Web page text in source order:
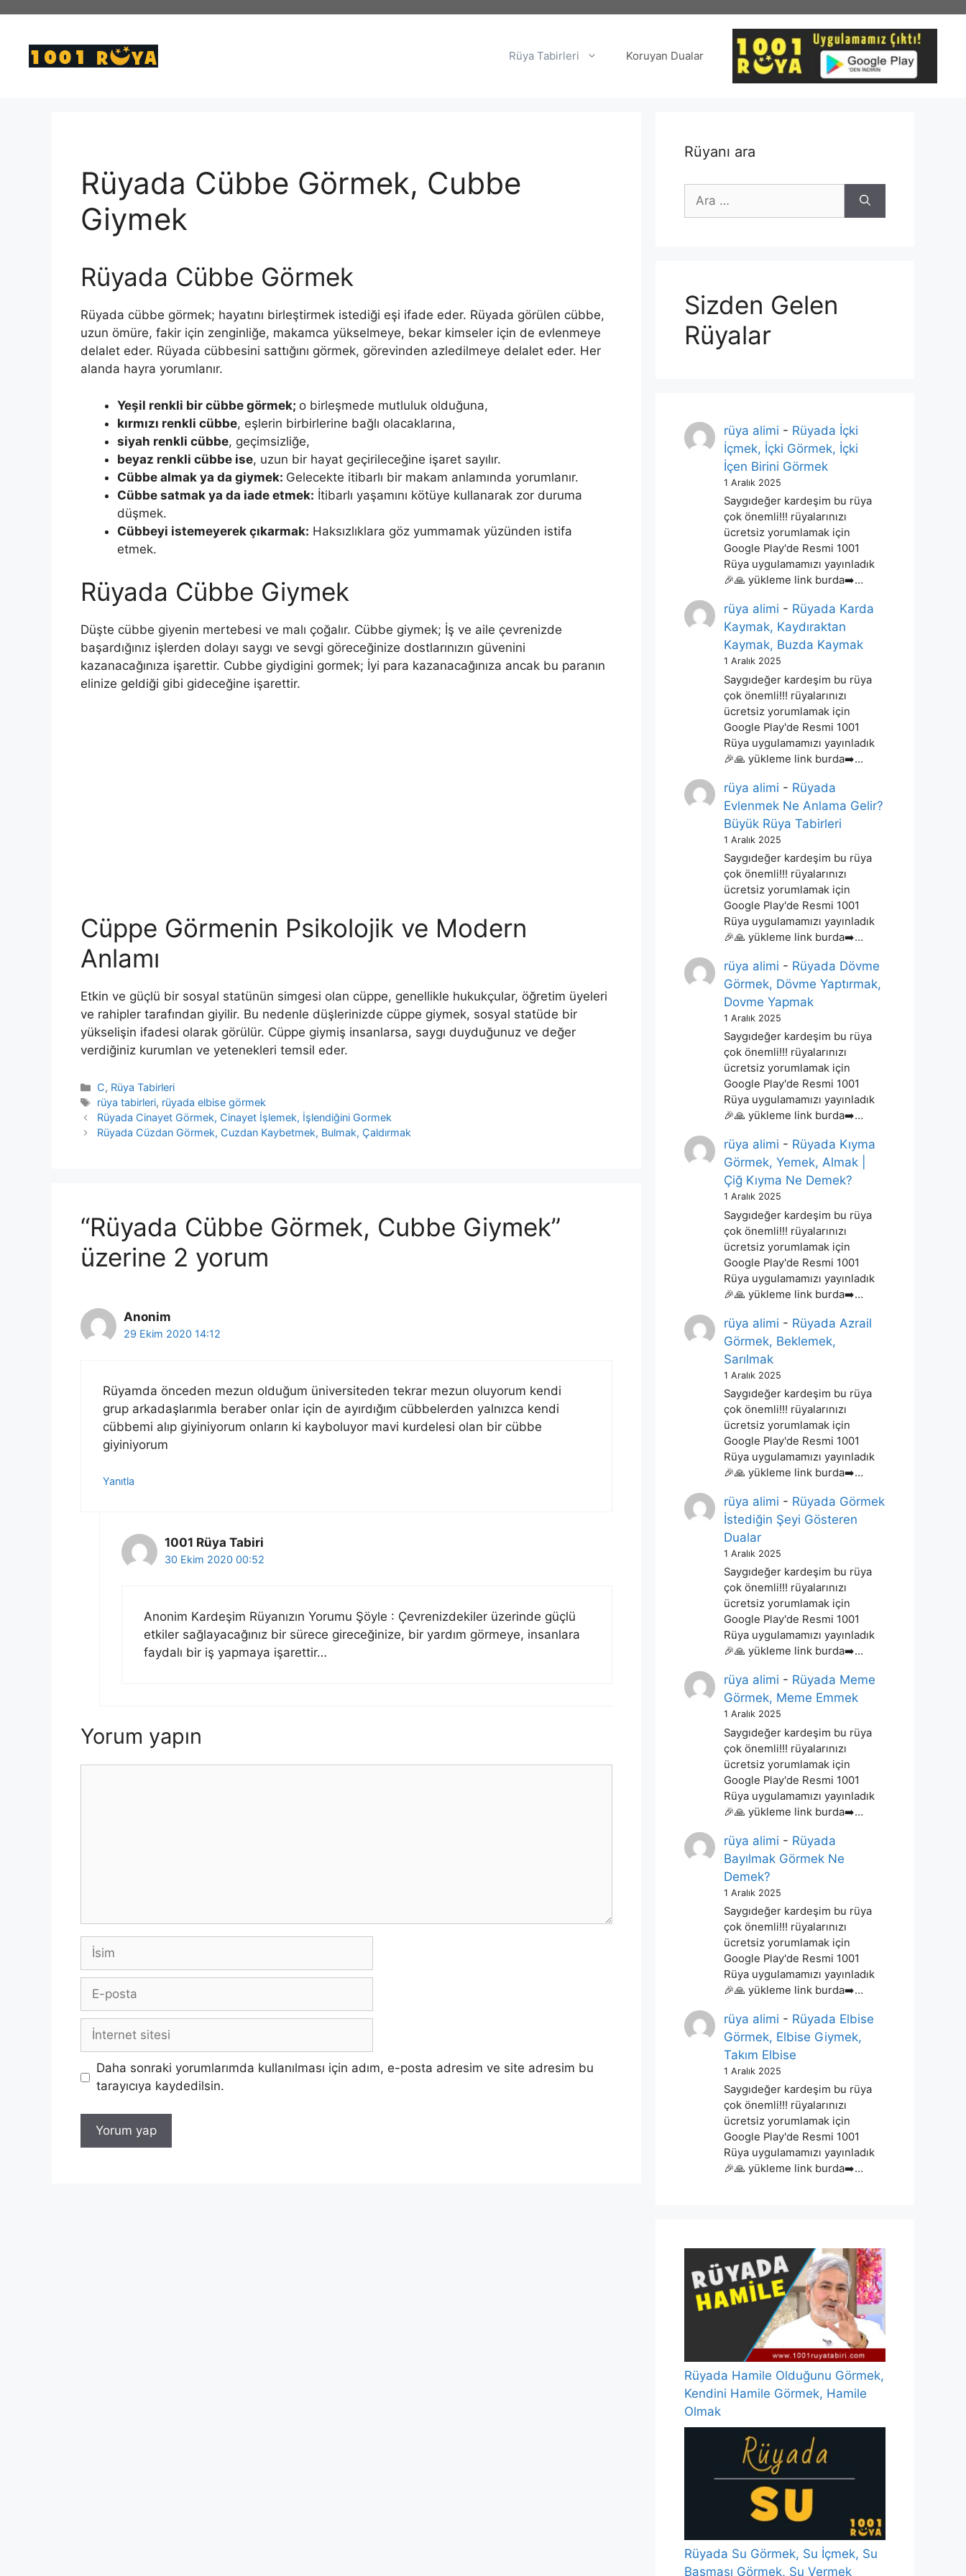
Rüya Tabirleri Koruyan Dualar
Rüyada Cübbe Görmek, Cubbe
Giymek
Rüyada Cübbe Görmek
Rüyada cübbe görmek; hayatını birleştirmek istediği eşi ifade eder. Rüyada görülen cübbe,
uzun ömüre, fakir için zenginliğe, makamca yükselmeye, bekar kimseler için de evlenmeye
delalet eder. Rüyada cübbesini sattığını görmek, görevinden azledilmeye delalet eder. Her
alanda hayra yorumlanır.
Yeşil renkli bir cübbe görmek; o birleşmede mutluluk olduğuna,
kırmızı renkli cübbe, eşlerin birbirlerine bağlı olacaklarına,
siyah renkli cübbe, geçimsizliğe,
beyaz renkli cübbe ise, uzun bir hayat geçirileceğine işaret sayılır.
Cübbe almak ya da giymek: Gelecekte itibarlı bir makam anlamında yorumlanır.
Cübbe satmak ya da iade etmek: İtibarlı yaşamını kötüye kullanarak zor duruma
düşmek.
Cüb­beyi istemeyerek çıkarmak: Haksızlıklara göz yummamak yüzünden istifa
etmek.
Rüyada Cübbe Giymek
Düşte cübbe giyenin mertebesi ve malı çoğalır. Cübbe giymek; İş ve aile çevrenizde
başardığınız işlerden dolayı saygı ve sevgi göreceğinize dostlarınızın güvenini
kazanacağınıza işarettir. Cubbe giydigini gormek; İyi para kazanacağınıza ancak bu paranın
elinize geldiği gibi gi­deceğine işarettir.
Cüppe Görmenin Psikolojik ve Modern
Anlamı
Etkin ve güçlü bir sosyal statünün simgesi olan cüppe, ge­nellikle hukukçular, öğretim üyeleri
ve rahipler tarafından giyilir. Bu nedenle düşlerinizde cüppe giymek, sosyal statüde bir
yükse­lişin ifadesi olarak görülür. Cüppe giymiş insanlarsa, saygı duydu­ğunuz ve değer
verdiğiniz kurumlan ve yetenekleri temsil eder.
Kategoriler
C, Rüya Tabirleri
Etiketler
rüya tabirleri, rüyada elbise görmek
Rüyada Cinayet Görmek, Cinayet İşlemek, İşlendiğini Gormek
Rüyada Cüzdan Görmek, Cuzdan Kaybetmek, Bulmak, Çaldırmak
“Rüyada Cübbe Görmek, Cubbe Giymek”
üzerine 2 yorum
Anonim
29 Ekim 2020 14:12
Rüyamda önceden mezun olduğum üniversiteden tekrar mezun oluyorum kendi
grup arkadaşlarımla beraber onlar için de ayırdığım cübbelerden yalnızca kendi
cübbemi alıp giyiniyorum onların ki kayboluyor mavi kurdelesi olan bir cübbe
giyiniyorum
Yanıtla
1001 Rüya Tabiri
30 Ekim 2020 00:52
Anonim Kardeşim Rüyanızın Yorumu Şöyle : Çevrenizdekiler üzerinde güçlü
etkiler sağlayacağınız bir sürece gireceğinize, bir yardım görmeye, insanlara
faydalı bir iş yapmaya işarettir…
Yorum yapın
İsim
posta
İnternet
Daha sonraki yorumlarımda kullanılması için adım, e-posta adresim ve site adresim bu
tarayıcıya kaydedilsin.
Rüyanı ara
için
Sizden Gelen
Rüyalar
rüya alimi - Rüyada İçki
İçmek, İçki Görmek, İçki
İçen Birini Görmek
1 Aralık 2025
Saygıdeğer kardeşim bu rüya
çok önemli!!! rüyalarınızı
ücretsiz yorumlamak için
Google Play'de Resmi 1001
Rüya uygulamamızı yayınladık
🎉🙏 yükleme link burda➡️…
rüya alimi - Rüyada Karda
Kaymak, Kaydıraktan
Kaymak, Buzda Kaymak
1 Aralık 2025
Saygıdeğer kardeşim bu rüya
çok önemli!!! rüyalarınızı
ücretsiz yorumlamak için
Google Play'de Resmi 1001
Rüya uygulamamızı yayınladık
🎉🙏 yükleme link burda➡️…
rüya alimi - Rüyada
Evlenmek Ne Anlama Gelir?
Büyük Rüya Tabirleri
1 Aralık 2025
Saygıdeğer kardeşim bu rüya
çok önemli!!! rüyalarınızı
ücretsiz yorumlamak için
Google Play'de Resmi 1001
Rüya uygulamamızı yayınladık
🎉🙏 yükleme link burda➡️…
rüya alimi - Rüyada Dövme
Görmek, Dövme Yaptırmak,
Dovme Yapmak
1 Aralık 2025
Saygıdeğer kardeşim bu rüya
çok önemli!!! rüyalarınızı
ücretsiz yorumlamak için
Google Play'de Resmi 1001
Rüya uygulamamızı yayınladık
🎉🙏 yükleme link burda➡️…
rüya alimi - Rüyada Kıyma
Görmek, Yemek, Almak |
Çiğ Kıyma Ne Demek?
1 Aralık 2025
Saygıdeğer kardeşim bu rüya
çok önemli!!! rüyalarınızı
ücretsiz yorumlamak için
Google Play'de Resmi 1001
Rüya uygulamamızı yayınladık
🎉🙏 yükleme link burda➡️…
rüya alimi - Rüyada Azrail
Görmek, Beklemek,
Sarılmak
1 Aralık 2025
Saygıdeğer kardeşim bu rüya
çok önemli!!! rüyalarınızı
ücretsiz yorumlamak için
Google Play'de Resmi 1001
Rüya uygulamamızı yayınladık
🎉🙏 yükleme link burda➡️…
rüya alimi - Rüyada Görmek
İstediğin Şeyi Gösteren
Dualar
1 Aralık 2025
Saygıdeğer kardeşim bu rüya
çok önemli!!! rüyalarınızı
ücretsiz yorumlamak için
Google Play'de Resmi 1001
Rüya uygulamamızı yayınladık
🎉🙏 yükleme link burda➡️…
rüya alimi - Rüyada Meme
Görmek, Meme Emmek
1 Aralık 2025
Saygıdeğer kardeşim bu rüya
çok önemli!!! rüyalarınızı
ücretsiz yorumlamak için
Google Play'de Resmi 1001
Rüya uygulamamızı yayınladık
🎉🙏 yükleme link burda➡️…
rüya alimi - Rüyada
Bayılmak Görmek Ne
Demek?
1 Aralık 2025
Saygıdeğer kardeşim bu rüya
çok önemli!!! rüyalarınızı
ücretsiz yorumlamak için
Google Play'de Resmi 1001
Rüya uygulamamızı yayınladık
🎉🙏 yükleme link burda➡️…
rüya alimi - Rüyada Elbise
Görmek, Elbise Giymek,
Takım Elbise
1 Aralık 2025
Saygıdeğer kardeşim bu rüya
çok önemli!!! rüyalarınızı
ücretsiz yorumlamak için
Google Play'de Resmi 1001
Rüya uygulamamızı yayınladık
🎉🙏 yükleme link burda➡️…
Rüyada Hamile Olduğunu Görmek,
Kendini Hamile Görmek, Hamile
Olmak
Rüyada Su Görmek, Su İçmek, Su
Basması Görmek, Su Vermek